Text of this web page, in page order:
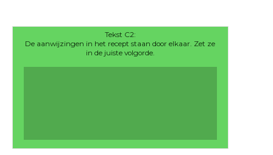
Tekst C2:
De aanwijzingen in het recept staan door elkaar. Zet ze
in de juiste volgorde.